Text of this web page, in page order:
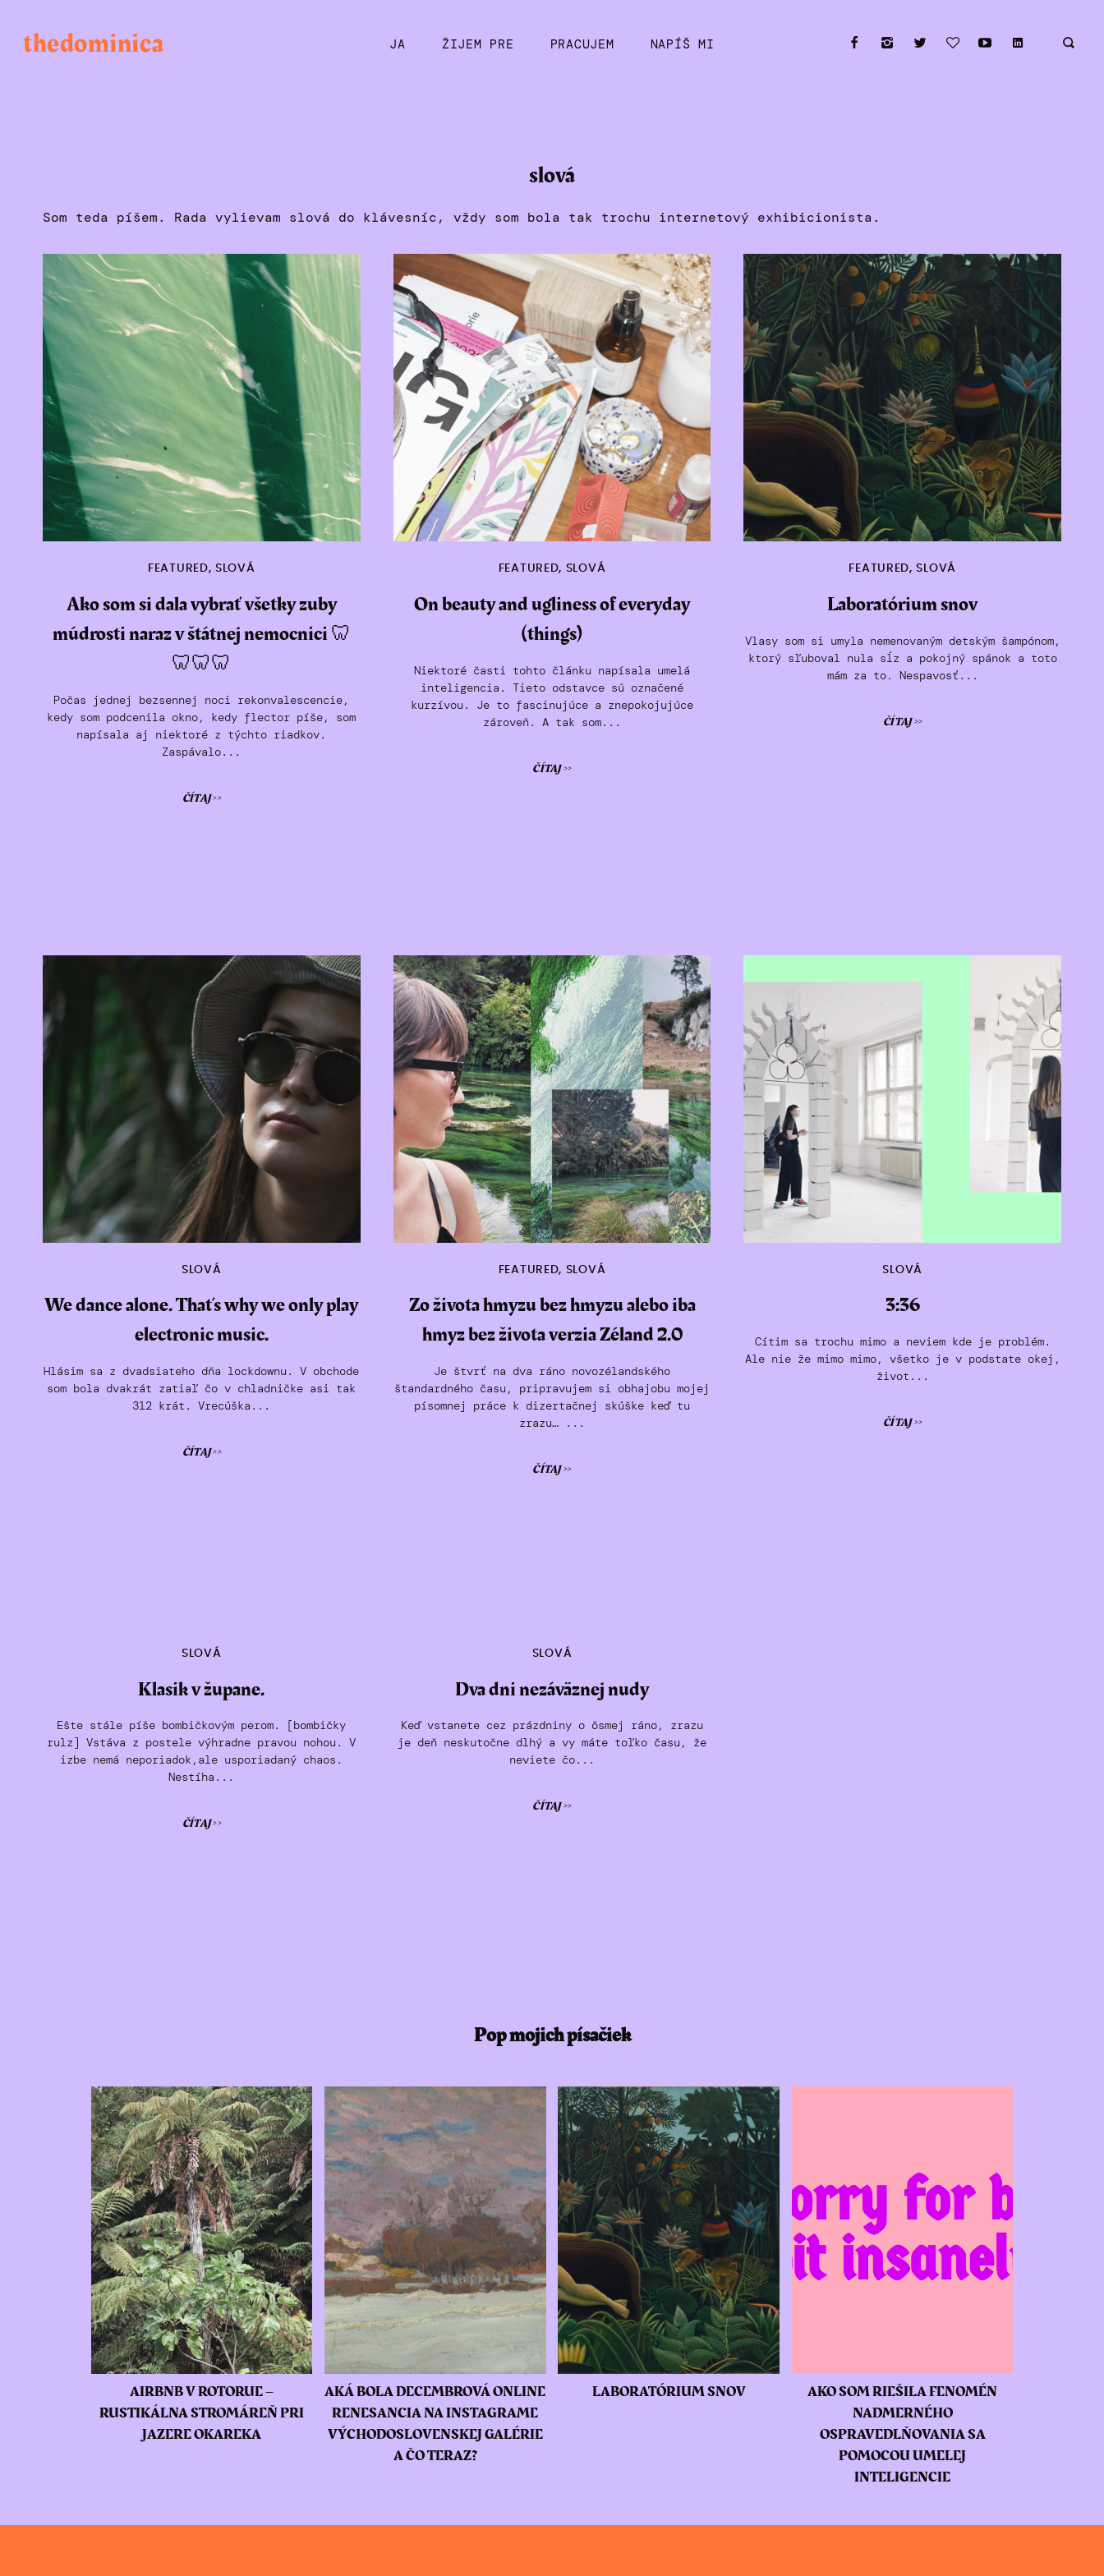
content
thedominica JA ŽIJEM PRE PRACUJEM NAPÍŠ MI
slová
Som teda píšem. Rada vylievam slová do klávesníc, vždy som bola tak trochu internetový exhibicionista.
FEATURED,SLOVÁ
Ako som si dala vybrať všetky zuby
múdrosti naraz v štátnej nemocnici 🦷
🦷🦷🦷
Počas jednej bezsennej noci rekonvalescencie,
kedy som podcenila okno, kedy flector píše, som
napísala aj niektoré z týchto riadkov.
Zaspávalo...
ČÍTAJ >>
FEATURED, SLOVÁ
On beauty and ugliness of everyday
(things)
Niektoré časti tohto článku napísala umelá
inteligencia. Tieto odstavce sú označené
kurzívou. Je to fascinujúce a znepokojujúce
zároveň. A tak som...
ČÍTAJ >>
FEATURED,SLOVÁ
Laboratórium snov
Vlasy som si umyla nemenovaným detským šampónom,
ktorý sľuboval nula sĺz a pokojný spánok a toto
mám za to. Nespavosť...
ČÍTAJ >>
SLOVÁ
We dance alone. That’s why we only play
electronic music.
Hlásim sa z dvadsiateho dňa lockdownu. V obchode
som bola dvakrát zatiaľ čo v chladničke asi tak
312 krát. Vrecúška...
ČÍTAJ >>
FEATURED, SLOVÁ
Zo života hmyzu bez hmyzu alebo iba
hmyz bez života verzia Zéland 2.0
Je štvrť na dva ráno novozélandského
štandardného času, pripravujem si obhajobu mojej
písomnej práce k dizertačnej skúške keď tu
zrazu… ...
ČÍTAJ >>
SLOVÁ
3:36
Cítim sa trochu mimo a neviem kde je problém.
Ale nie že mimo mimo, všetko je v podstate okej,
život...
ČÍTAJ >>
SLOVÁ
Klasik v župane.
Ešte stále píše bombičkovým perom. [bombičky
rulz] Vstáva z postele výhradne pravou nohou. V
izbe nemá neporiadok,ale usporiadaný chaos.
Nestíha...
ČÍTAJ >>
SLOVÁ
Dva dni nezáväznej nudy
Keď vstanete cez prázdniny o ôsmej ráno, zrazu
je deň neskutočne dlhý a vy máte toľko času, že
neviete čo...
ČÍTAJ >>
Pop mojich písačiek
AIRBNB V ROTORUE –
RUSTIKÁLNA STROMÁREŇ PRI
JAZERE OKAREKA
AKÁ BOLA DECEMBROVÁ ONLINE
RENESANCIA NA INSTAGRAME
VÝCHODOSLOVENSKEJ GALÉRIE
A ČO TERAZ?
LABORATÓRIUM SNOV
AKO SOM RIEŠILA FENOMÉN
NADMERNÉHO
OSPRAVEDLŇOVANIA SA
POMOCOU UMELEJ
INTELIGENCIE